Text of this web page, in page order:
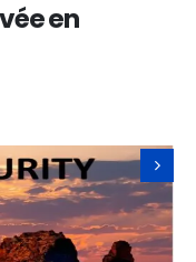
en